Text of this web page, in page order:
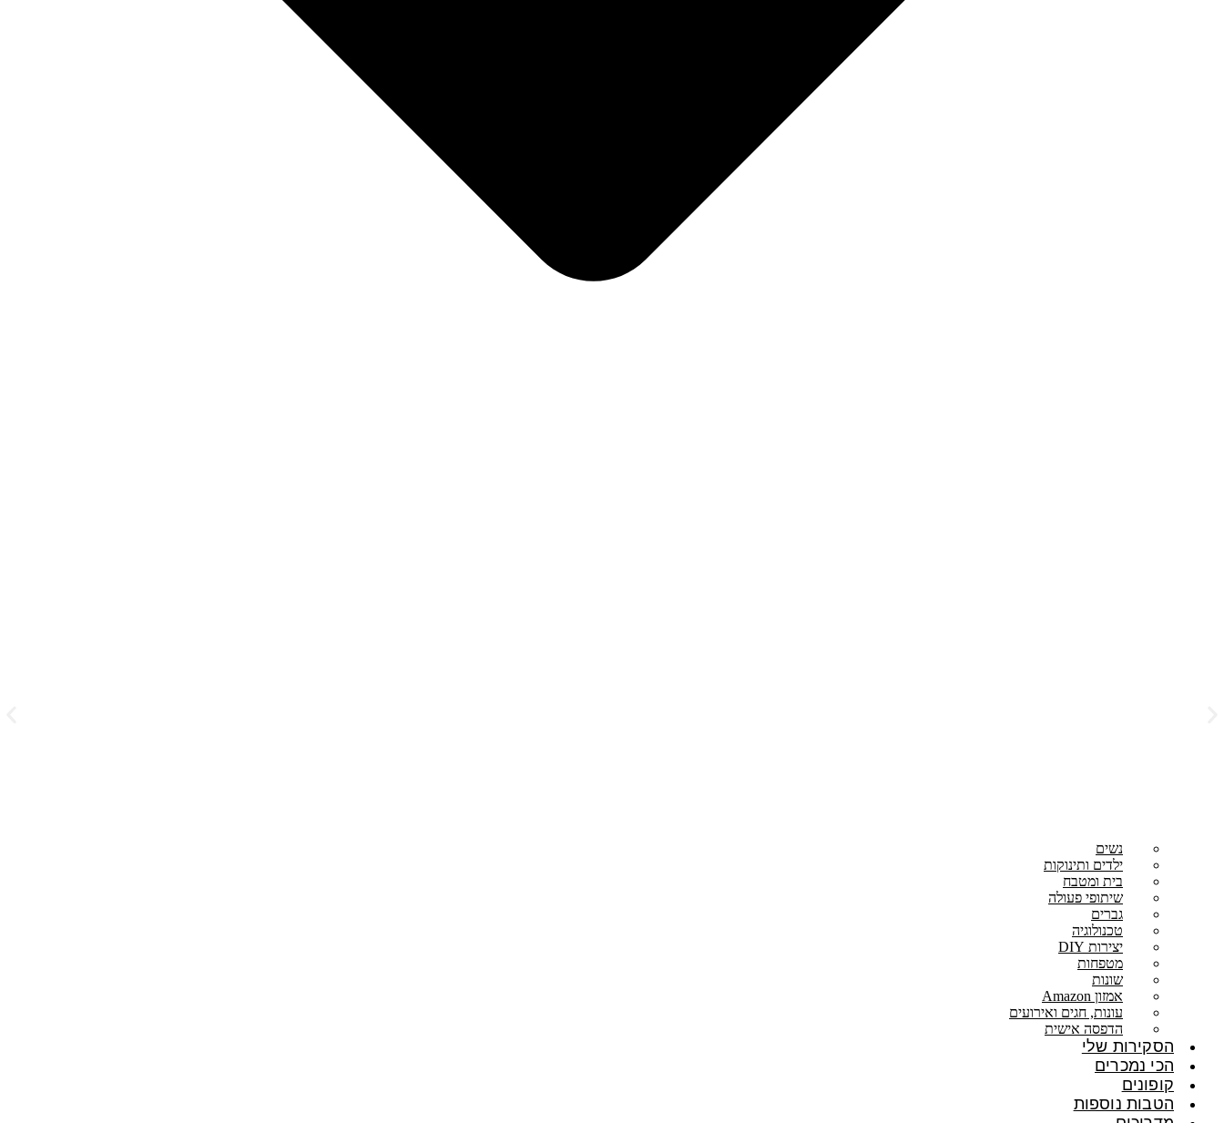
נשים
ילדים ותינוקות
בית ומטבח
שיתופי פעולה
גברים
טכנולוגיה
יצירות DIY
מטפחות
שונות
אמזון Amazon
עונות, חגים ואירועים
הדפסה אישית
הסקירות שלי
הכי נמכרים
קופונים
הטבות נוספות